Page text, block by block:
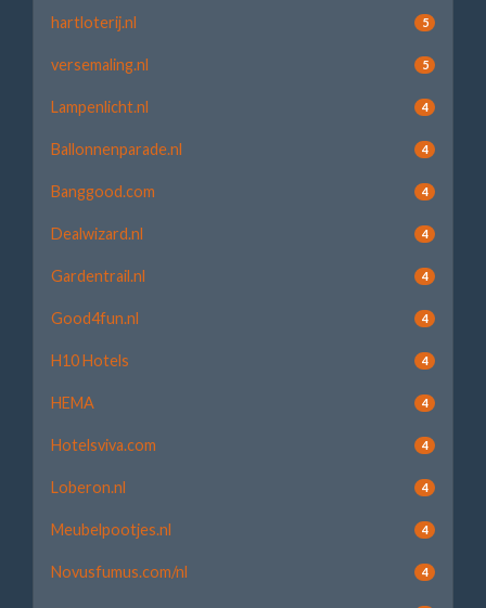
hartloterij.nl 5
versemaling.nl 5
Lampenlicht.nl 4
Ballonnenparade.nl 4
Banggood.com 4
Dealwizard.nl 4
Gardentrail.nl 4
Good4fun.nl 4
H10 Hotels 4
HEMA 4
Hotelsviva.com 4
Loberon.nl 4
Meubelpootjes.nl 4
Novusfumus.com/nl 4